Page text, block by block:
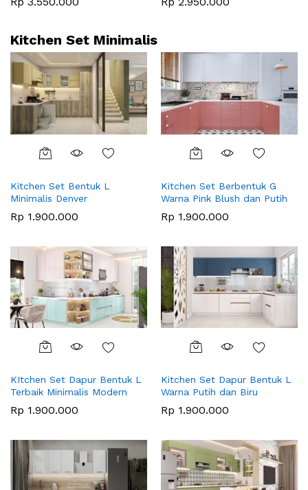
Kitchen Set Minimalis
Kitchen Set Bentuk L
Minimalis Denver
Rp 1.900.000
Kitchen Set Berbentuk G
Warna Pink Blush dan Putih
Rp 1.900.000
KItchen Set Dapur Bentuk L
Terbaik Minimalis Modern
Rp 1.900.000
Kitchen Set Dapur Bentuk L
Warna Putih dan Biru
Rp 1.900.000